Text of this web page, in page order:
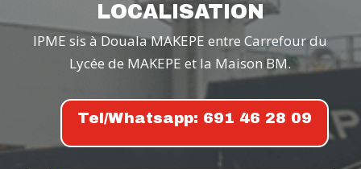
LOCALISATION
IPME sis à Douala MAKEPE entre Carrefour du
Lycée de MAKEPE et la Maison BM.
Tel/Whatsapp: 691 46 28 09